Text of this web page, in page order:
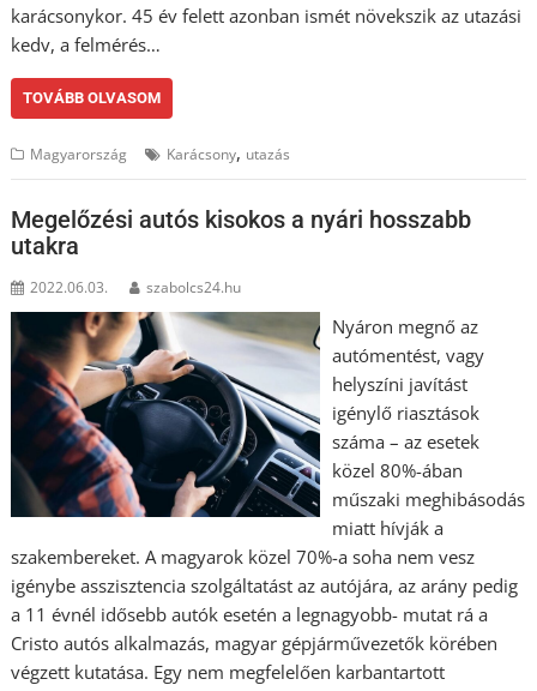
karácsonykor. 45 év felett azonban ismét növekszik az utazási
kedv, a felmérés…
TOVÁBB OLVASOM
Magyarország Karácsony, utazás
Megelőzési autós kisokos a nyári hosszabb
utakra
2022.06.03. szabolcs24.hu
Nyáron megnő az
autómentést, vagy
helyszíni javítást
igénylő riasztások
száma – az esetek
közel 80%-ában
műszaki meghibásodás
miatt hívják a
szakembereket. A magyarok közel 70%-a soha nem vesz
igénybe asszisztencia szolgáltatást az autójára, az arány pedig
a 11 évnél idősebb autók esetén a legnagyobb- mutat rá a
Cristo autós alkalmazás, magyar gépjárművezetők körében
végzett kutatása. Egy nem megfelelően karbantartott